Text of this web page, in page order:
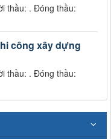
thầu: . Đóng thầu:
công xây dựng
thầu: . Đóng thầu: